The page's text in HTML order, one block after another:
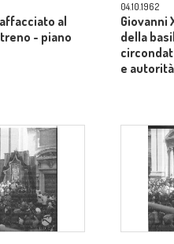
al
- piano
04.10.1962
Giovanni
della
e